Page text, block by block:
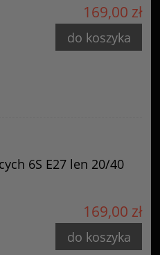
169,00 zł
do koszyka
6S E27 len 20/40
169,00 zł
do koszyka